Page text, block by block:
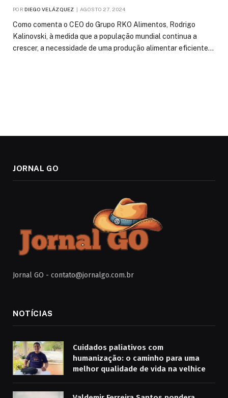
POR DIEGO VELÁZQUEZ AGOSTO 27, 2024
Como comenta o CEO do Grupo RKO Alimentos, Rodrigo
Kalinovski, à medida que a população mundial continua a
crescer, a necessidade de uma produção alimentar eficiente…
JORNAL GO
Jornal GO - contato@jornalgo.com.br
NOTÍCIAS
Cuidados paliativos com
humanização: o caminho para uma
melhor qualidade de vida na velhice